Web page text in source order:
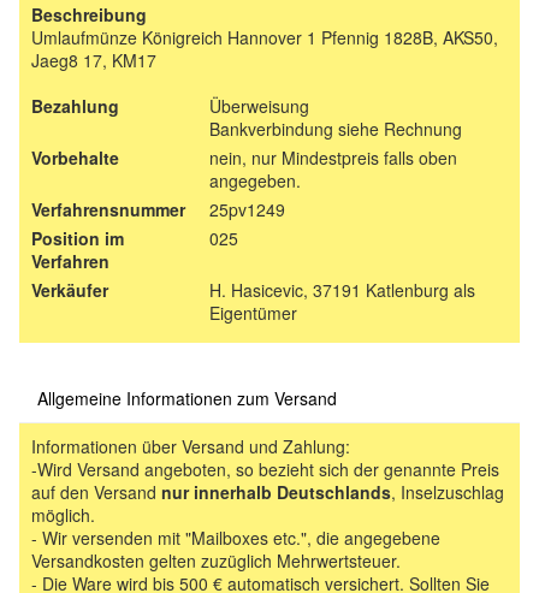
Beschreibung
Umlaufmünze Königreich Hannover 1 Pfennig 1828B, AKS50,
Jaeg8 17, KM17
Bezahlung
Überweisung
Bankverbindung siehe Rechnung
Vorbehalte
nein, nur Mindestpreis falls oben
angegeben.
Verfahrensnummer
25pv1249
Position im
Verfahren
025
Verkäufer
H. Hasicevic, 37191 Katlenburg als
Eigentümer
Allgemeine Informationen zum Versand
Informationen über Versand und Zahlung:
-Wird Versand angeboten, so bezieht sich der genannte Preis
auf den Versand nur innerhalb Deutschlands, Inselzuschlag
möglich.
- Wir versenden mit "Mailboxes etc.", die angegebene
Versandkosten gelten zuzüglich Mehrwertsteuer.
- Die Ware wird bis 500 € automatisch versichert. Sollten Sie